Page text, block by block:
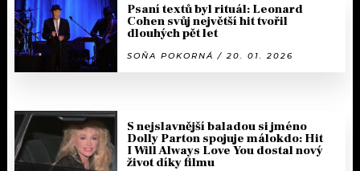
Psaní textů byl rituál: Leonard
Cohen svůj největší hit tvořil
dlouhých pět let
SOŇA POKORNÁ / 20. 01. 2026
S nejslavnější baladou si jméno
Dolly Parton spojuje málokdo: Hit
I Will Always Love You dostal nový
život díky filmu